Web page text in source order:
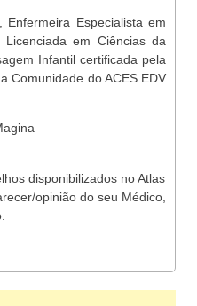
Enfermeira Especialista em
em Ciências da
Infantil certificada pela
Comunidade do ACES EDV
disponibilizados no Atlas
opinião do seu Médico,